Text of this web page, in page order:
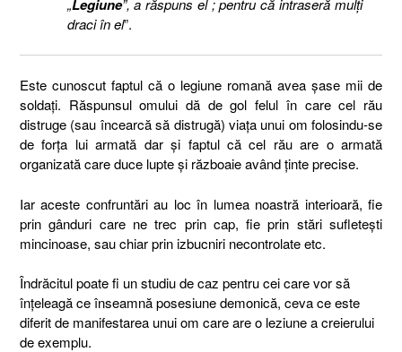
„Legiune”, a răspuns el ; pentru că intraseră mulţi
draci în el”.
Este cunoscut faptul că o legiune romană avea şase mii de
soldaţi. Răspunsul omului dă de gol felul în care cel rău
distruge (sau încearcă să distrugă) viaţa unui om folosindu-se
de forţa lui armată dar şi faptul că cel rău are o armată
organizată care duce lupte şi războaie având ţinte precise.
Iar aceste confruntări au loc în lumea noastră interioară, fie
prin gânduri care ne trec prin cap, fie prin stări sufleteşti
mincinoase, sau chiar prin izbucniri necontrolate etc.
Îndrăcitul poate fi un studiu de caz pentru cei care vor să
înţeleagă ce înseamnă posesiune demonică, ceva ce este
diferit de manifestarea unui om care are o leziune a creierului
de exemplu.